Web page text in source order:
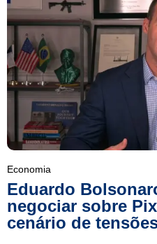
Economia
Eduardo
negociar sobre
cenário de